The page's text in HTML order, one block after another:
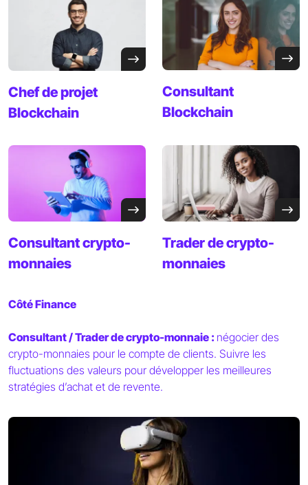
Chef de projet
Blockchain
Consultant
Blockchain
Consultantcrypto-
monnaies
Trader decrypto-
monnaies
Côté Finance
Consultant / Trader de crypto-monnaie : négocier des
crypto-monnaies pour le compte de clients. Suivre les
fluctuations des valeurs pour développer les meilleures
stratégies d’achat et de revente.